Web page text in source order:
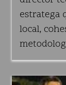
estratega
local,